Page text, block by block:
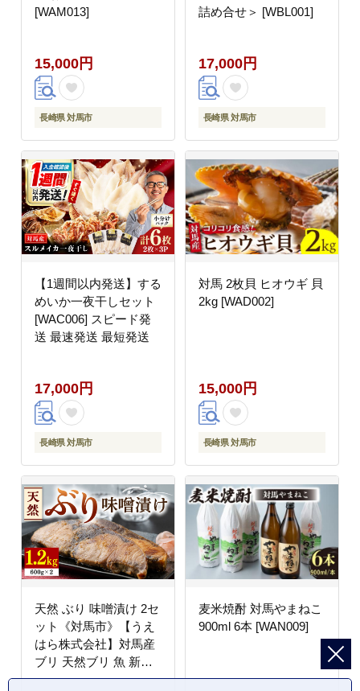
[WAM013]
15,000円
長崎県 対馬市
詰め合せ＞ [WBL001]
17,000円
長崎県 対馬市
【1週間以内発送】する
めいか一夜干しセット
[WAC006] スピード発
送 最速発送 最短発送
17,000円
長崎県 対馬市
対馬 2枚貝 ヒオウギ 貝
2kg [WAD002]
15,000円
長崎県 対馬市
天然 ぶり 味噌漬け 2セ
ット《対馬市》【うえ
はら株式会社】対馬産
ブリ 天然ブリ 魚 新鮮
冷凍 [WAI002]
麦米焼酎 対馬やまねこ
900ml 6本 [WAN009]